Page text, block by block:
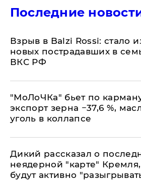
Последние
Взрыв в Balzi Rossi: стало
новых пострадавших в
ВКС РФ
​"МоЛоЧКа" бьет по
экспорт зерна −37,6 %,
уголь в коллапсе
Дикий рассказал о
неядерной "карте"
будут активно